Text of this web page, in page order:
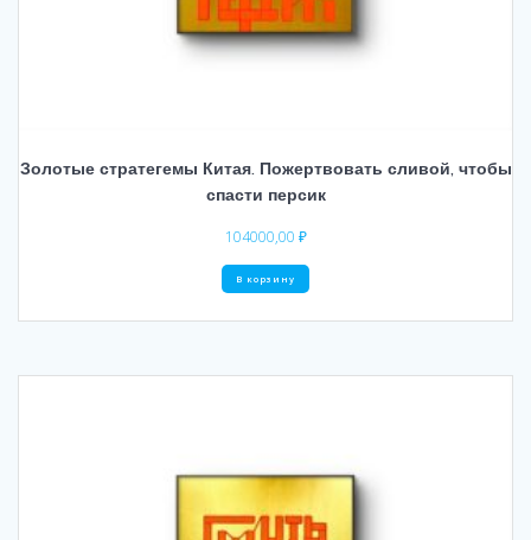
Золотые стратегемы Китая. Пожертвовать сливой, чтобы
спасти персик
104000,00 ₽
В корзину